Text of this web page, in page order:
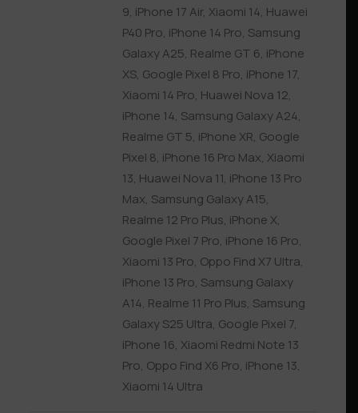
9, iPhone 17 Air, Xiaomi 14, Huawei
P40 Pro, iPhone 14 Pro, Samsung
Galaxy A25, Realme GT 6, iPhone
XS, Google Pixel 8 Pro, iPhone 17,
Xiaomi 14 Pro, Huawei Nova 12,
iPhone 14, Samsung Galaxy A24,
Realme GT 5, iPhone XR, Google
Pixel 8, iPhone 16 Pro Max, Xiaomi
13, Huawei Nova 11, iPhone 13 Pro
Max, Samsung Galaxy A15,
Realme 12 Pro Plus, iPhone X,
Google Pixel 7 Pro, iPhone 16 Pro,
Xiaomi 13 Pro, Oppo Find X7 Ultra,
iPhone 13 Pro, Samsung Galaxy
A14, Realme 11 Pro Plus, Samsung
Galaxy S25 Ultra, Google Pixel 7,
iPhone 16, Xiaomi Redmi Note 13
Pro, Oppo Find X6 Pro, iPhone 13,
Xiaomi 14 Ultra